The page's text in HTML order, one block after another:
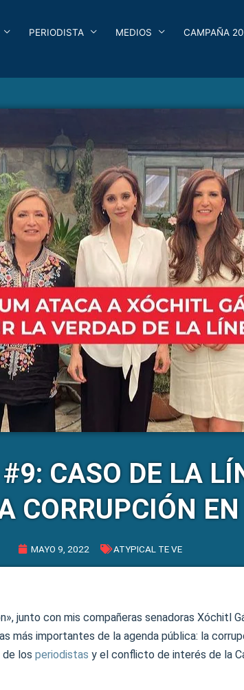
PERIODISTA MEDIOS CAMPAÑA
CASO DE LA
CORRUPCIÓN
MAYO 9, 2022 ATYPICAL TE VE
junto con mis compañeras senadoras Xóchitl
más importantes de la agenda pública: la
de los periodistas y el conflicto de interés de la